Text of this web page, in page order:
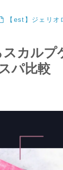
【est】ジェリ
カルプ
パ比較